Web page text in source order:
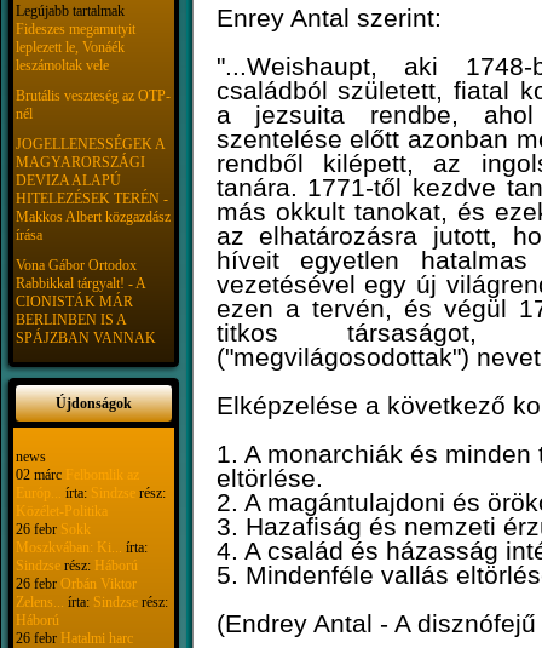
Legújabb tartalmak
Fideszes megamutyit
leplezett le, Vonáék
leszámoltak vele
Brutális veszteség az OTP-
nél
JOGELLENESSÉGEK A
MAGYARORSZÁGI
DEVIZA ALAPÚ
HITELEZÉSEK TERÉN -
Makkos Albert közgazdász
írása
Vona Gábor Ortodox
Rabbikkal tárgyalt! - A
CIONISTÁK MÁR
BERLINBEN IS A
SPÁJZBAN VANNAK
Újdonságok
news
02 márc
Felbomlik az
Európ...
írta: Sindzse rész:
Közélet-Politika
26 febr Sokk
Moszkvában: Ki...
írta:
Sindzse rész: Háború
26 febr Orbán Viktor
Zelens...
írta: Sindzse rész:
Háború
26 febr Hatalmi harc
Enrey Antal szerint:
"...Weishaupt, aki
családból született, fiatal
a jezsuita rendbe,
szentelése előtt azonban
rendből kilépett, az
tanára. 1771-től kezdve
más okkult tanokat, és
az elhatározásra jutott,
híveit egyetlen
vezetésével egy új
ezen a tervén, és végül
titkos társaságot,
("megvilágosodottak")
Elképzelése a következő
1. A monarchiák és
eltörlése.
2. A magántulajdoni és
3. Hazafiság és nemzeti
4. A család és házasság
5. Mindenféle vallás
(Endrey Antal - A